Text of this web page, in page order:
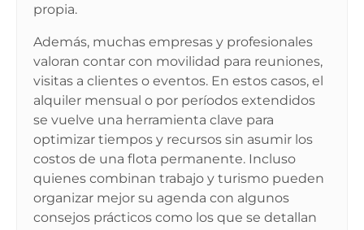
propia.
Además, muchas empresas y profesionales
valoran contar con movilidad para reuniones,
visitas a clientes o eventos. En estos casos, el
alquiler mensual o por períodos extendidos
se vuelve una herramienta clave para
optimizar tiempos y recursos sin asumir los
costos de una flota permanente. Incluso
quienes combinan trabajo y turismo pueden
organizar mejor su agenda con algunos
consejos prácticos como los que se detallan